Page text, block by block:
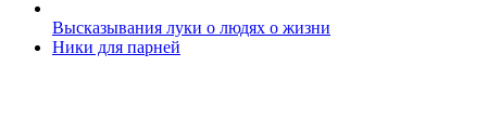
Высказывания луки о людях о жизни
Ники для парней